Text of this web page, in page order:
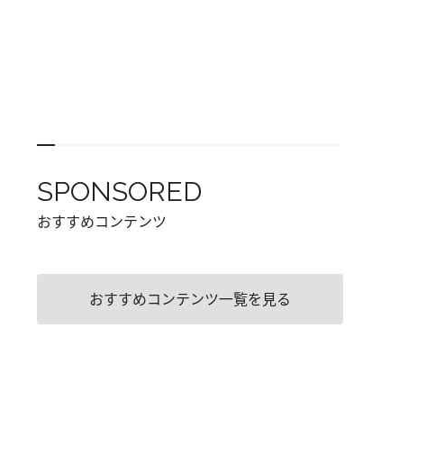
SPONSORED
おすすめコンテンツ
おすすめコンテンツ一覧を見る